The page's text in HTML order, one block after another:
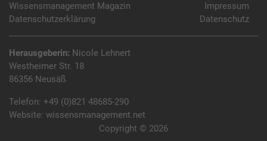
Wissensmanagement Magazin
Impressum
Datenschutzerklärung
Datenschutz
Herausgeberin: Nicole Lehnert
Westheimer Str. 18
86356 Neusäß
Telefon: +49 (0)821 48685-290
Website: wissensmanagement.net
Copyright © 2026